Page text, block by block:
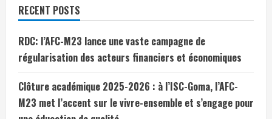
RECENT POSTS
RDC: l’AFC-M23 lance une vaste campagne de
régularisation des acteurs financiers et économiques
Clôture académique 2025-2026 : à l’ISC-Goma, l’AFC-
M23 met l’accent sur le vivre-ensemble et s’engage pour